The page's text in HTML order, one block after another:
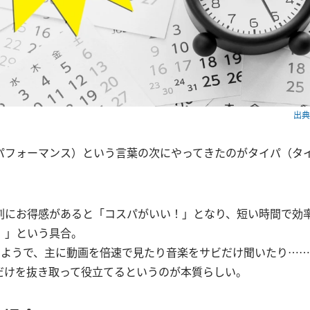
出
ォーマンス）という言葉の次にやってきたのがタイパ（タ
お得感があると「コスパがいい！」となり、短い時間で効
という具合。
うで、主に動画を倍速で見たり音楽をサビだけ聞いたり
を抜き取って役立てるというのが本質らしい。